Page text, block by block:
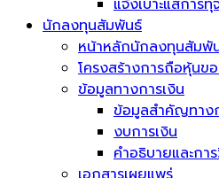
แจ้งเบาะแสการ
นักลงทุนสัมพันธ์
หน้าหลักนักลงทุนสัมพั
โครงสร้างการถือหุ้นข
ข้อมูลทางการเงิน
ข้อมูลสำคัญทาง
งบการเงิน
คำอธิบายและกา